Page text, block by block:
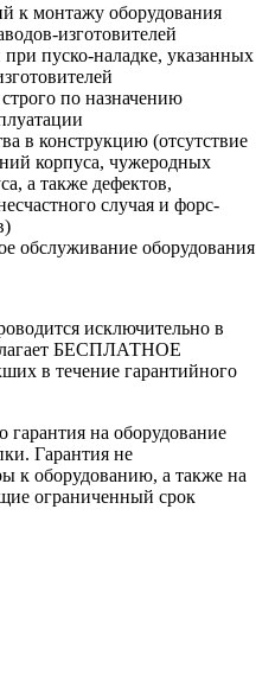
к монтажу оборудования
изготовителей
пуско-наладке, указанных
по назначению
в конструкцию (отсутствие
корпуса, чужеродных
а также дефектов,
случая и форс-
обслуживание оборудования
исключительно в
БЕСПЛАТНОЕ
в течение гарантийного
на оборудование
Гарантия не
к оборудованию, а также на
ограниченный срок